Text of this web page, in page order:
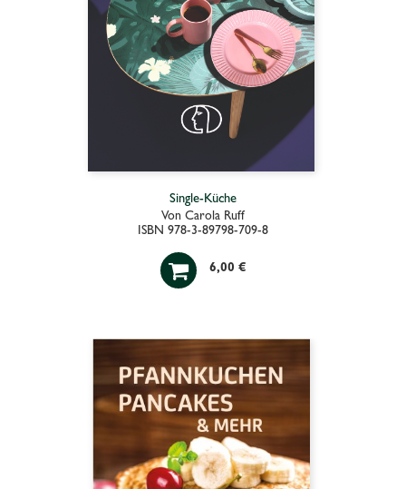
Single-Küche
Von Carola Ruff
ISBN 978-3-89798-709-8
 6,00 €